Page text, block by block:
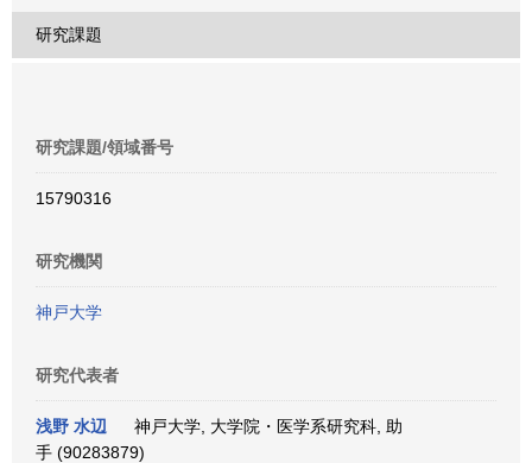
研究課題
研究課題/領域番号
15790316
研究機関
神戸大学
研究代表者
浅野 水辺
神戸大学, 大学院・医学系研究科, 助
手 (90283879)